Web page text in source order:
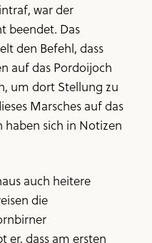
war der
beendet. Das
den Befehl, dass
auf das Pordoijoch
um dort Stellung zu
Marsches auf das
haben sich in Notizen
auch heitere
die
er, dass am ersten